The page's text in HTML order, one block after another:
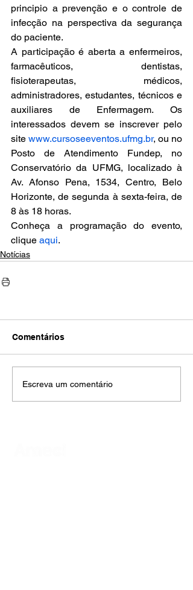
principio a prevenção e o controle de
infecção na perspectiva da segurança
do paciente.
A participação é aberta a enfermeiros,
farmacêuticos, dentistas,
fisioterapeutas, médicos,
administradores, estudantes, técnicos e
auxiliares de Enfermagem. Os
interessados devem se inscrever pelo
site www.cursoseeventos.ufmg.br, ou no
Posto de Atendimento Fundep, no
Conservatório da UFMG, localizado à
Av. Afonso Pena, 1534, Centro, Belo
Horizonte, de segunda à sexta-feira, de
8 às 18 horas.
Conheça a programação do evento,
clique aqui.
Notícias
Comentários
Escreva um comentário